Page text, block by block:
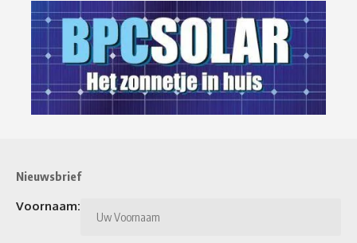
Nieuwsbrief
Voornaam: